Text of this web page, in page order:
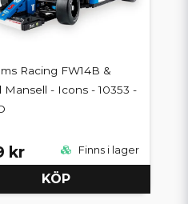
Racing FW14B &
Mansell - Icons - 10353 -
kr Finns i lager
KÖP